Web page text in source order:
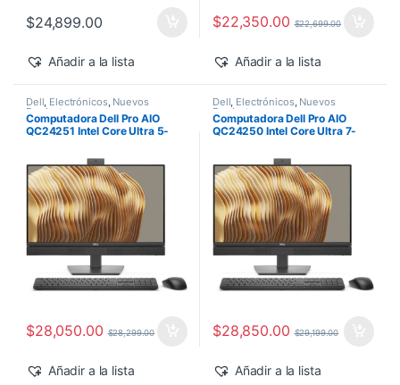
$24,899.00
Añadir a la lista
$22,350.00 $22,699.00
Añadir a la lista
Dell, Electrónicos, Nuevos
Productos
Computadora Dell Pro AIO
QC24251 Intel Core Ultra 5-
Windows 11 Pro
$28,050.00 $28,299.00
Añadir a la lista
Dell, Electrónicos, Nuevos
Productos
Computadora Dell Pro AIO
QC24250 Intel Core Ultra 7-
Windows 11 Pro
$28,850.00 $29,199.00
Añadir a la lista